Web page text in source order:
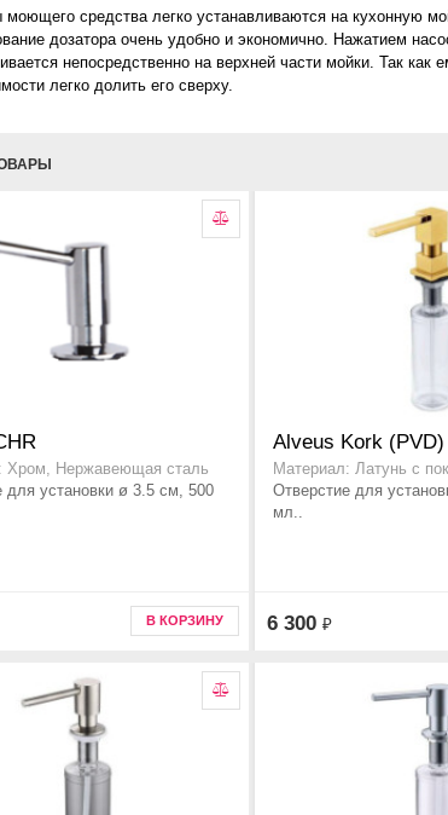
моющего средства легко устанавливаются на кухонную
дозатора очень удобно и экономично. Нажатием
непосредственно на верхней части мойки. Так
легко долить его сверху.
Хром, Нержавеющая сталь
для установки ø 3.5 см, 500
В КОРЗИНУ
Alveus Kork (PVD)
Материал: Латунь с
Отверстие для
мл..
6 300 ₽